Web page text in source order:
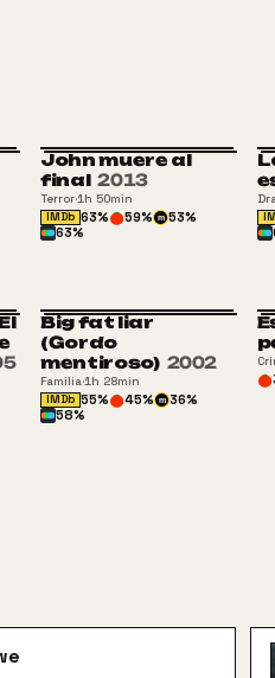
John muere al
final 2013
Terror·1h 50min
IMDb 63% 59% m 53%
63%
Big fat liar
(Gordo
mentiroso) 2002
Familia·1h 28min
IMDb 55% 45% m 36%
58%